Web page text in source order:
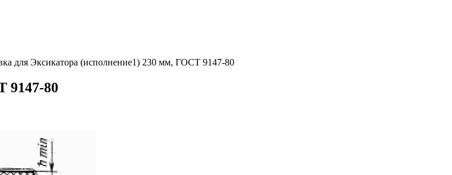
для Эксикатора (исполнение1) 230 мм, ГОСТ 9147-80
9147-80